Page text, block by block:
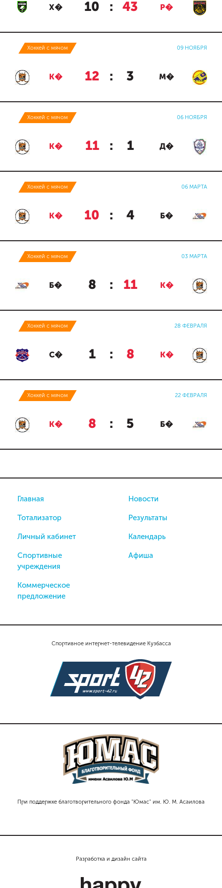
Х� 10 : 43 Р�
Хоккей с мячом 09 НОЯБРЯ
К� 12 : 3 М�
Хоккей с мячом 06 НОЯБРЯ
К� 11 : 1 Д�
Хоккей с мячом 06 МАРТА
К� 10 : 4 Б�
Хоккей с мячом 03 МАРТА
Б� 8 : 11 К�
Хоккей с мячом 28 ФЕВРАЛЯ
С� 1 : 8 К�
Хоккей с мячом 22 ФЕВРАЛЯ
К� 8 : 5 Б�
Спортивное интернет-телевидение Кузбасса
При поддержке благотворительного фонда "Юмас" им. Ю. М. Асаилова
Главная
Тотализатор
Личный кабинет
Спортивные
учреждения
Коммерческое
предложение
Новости
Результаты
Календарь
Афиша
Разработка и дизайн сайта